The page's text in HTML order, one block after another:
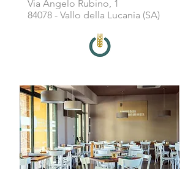
Via Angelo Rubino, 1
84078 - Vallo della Lucania (SA)